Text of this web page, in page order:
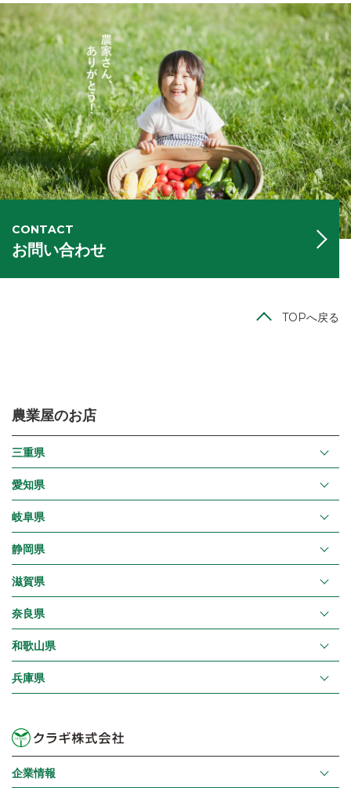
CONTACT
お問い合わせ
TOPへ戻る
農業屋のお店
三重県
愛知県
岐阜県
静岡県
滋賀県
奈良県
和歌山県
兵庫県
企業情報